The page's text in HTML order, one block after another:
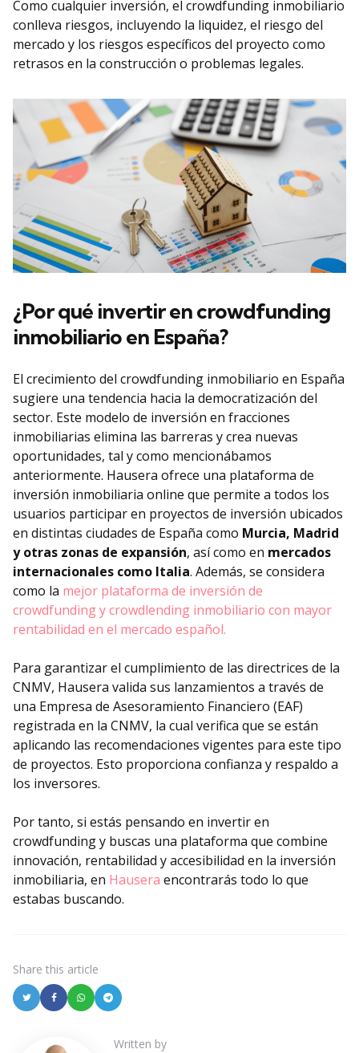
Como cualquier inversión, el crowdfunding inmobiliario
conlleva riesgos, incluyendo la liquidez, el riesgo del
mercado y los riesgos específicos del proyecto como
retrasos en la construcción o problemas legales.
¿Por qué invertir en crowdfunding
inmobiliario en España?
El crecimiento del crowdfunding inmobiliario en España
sugiere una tendencia hacia la democratización del
sector. Este modelo de inversión en fracciones
inmobiliarias elimina las barreras y crea nuevas
oportunidades, tal y como mencionábamos
anteriormente. Hausera ofrece una plataforma de
inversión inmobiliaria online que permite a todos los
usuarios participar en proyectos de inversión ubicados
en distintas ciudades de España como Murcia, Madrid
y otras zonas de expansión, así como en mercados
internacionales como Italia. Además, se considera
como la mejor plataforma de inversión de
crowdfunding y crowdlending inmobiliario con mayor
rentabilidad en el mercado español.
Para garantizar el cumplimiento de las directrices de la
CNMV, Hausera valida sus lanzamientos a través de
una Empresa de Asesoramiento Financiero (EAF)
registrada en la CNMV, la cual verifica que se están
aplicando las recomendaciones vigentes para este tipo
de proyectos. Esto proporciona confianza y respaldo a
los inversores.
Por tanto, si estás pensando en invertir en
crowdfunding y buscas una plataforma que combine
innovación, rentabilidad y accesibilidad en la inversión
inmobiliaria, en Hausera encontrarás todo lo que
estabas buscando.
Share this article
Written by